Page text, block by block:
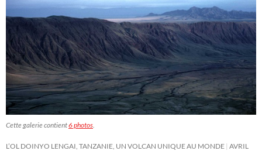
Cette galerie contient6 photos
L’OL DOINYO LENGAI, TANZANIE, UN VOLCAN UNIQUE AU MONDE AVRIL